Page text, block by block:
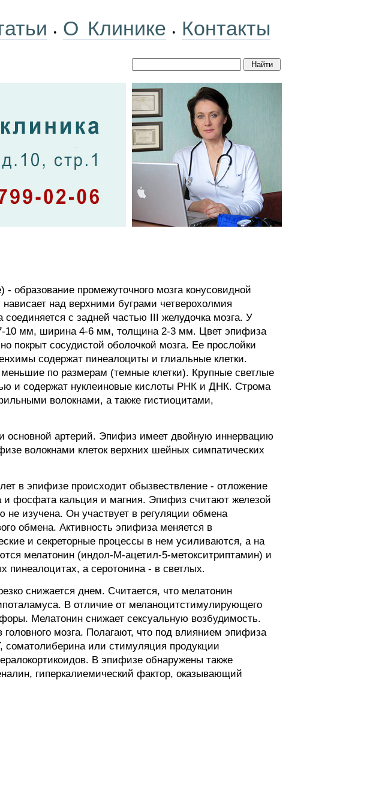
• О Клинике • Контакты
промежуточного мозга конусовидной
над верхними буграми четверохолмия
с задней частью III желудочка мозга. У
10 мм, ширина 4-6 мм, толщина 2-3 мм. Цвет эпифиза
покрыт сосудистой оболочкой мозга. Ее прослойки
содержат пинеалоциты и глиальные клетки.
по размерам (темные клетки). Крупные светлые
и содержат нуклеиновые кислоты РНК и ДНК. Строма
волокнами, а также гистиоцитами,
основной артерий. Эпифиз имеет двойную иннервацию
волокнами клеток верхних шейных симпатических
в эпифизе происходит обызвествление - отложение
и фосфата кальция и магния. Эпифиз считают железой
не изучена. Он участвует в регуляции обмена
обмена. Активность эпифиза меняется в
и секреторные процессы в нем усиливаются, а на
мелатонин (индол-М-ацетил-5-метокситриптамин) и
пинеалоцитах, а серотонина - в светлых.
снижается днем. Считается, что мелатонин
В отличие от меланоцитстимулирующего
Мелатонин снижает сексуальную возбудимость.
мозга. Полагают, что под влиянием эпифиза
соматолиберина или стимуляция продукции
В эпифизе обнаружены также
гиперкалиемический фактор, оказывающий